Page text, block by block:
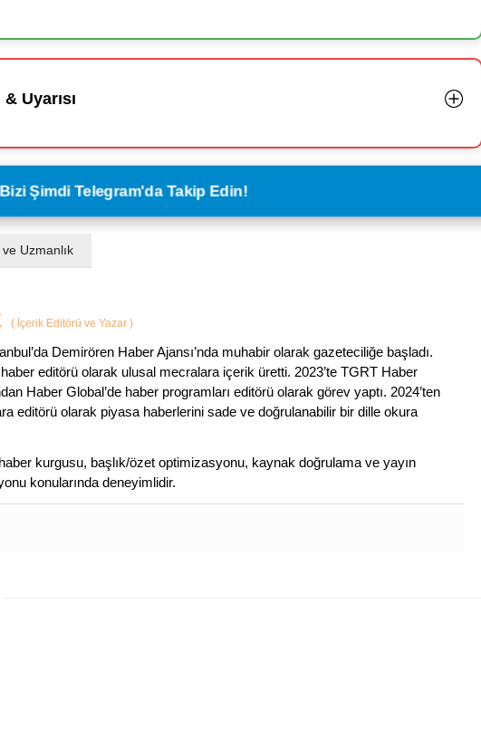
Uyarısı
Bizi Şimdi Telegram'da Takip Edin!
Uzmanlık
( İçerik Editörü ve Yazar )
Demirören Haber Ajansı’nda muhabir olarak gazeteciliğe başladı.
editörü olarak ulusal mecralara içerik üretti. 2023’te TGRT Haber
Haber Global’de haber programları editörü olarak görev yaptı. 2024’ten
editörü olarak piyasa haberlerini sade ve doğrulanabilir bir dille okura
kurgusu, başlık/özet optimizasyonu, kaynak doğrulama ve yayın
konularında deneyimlidir.